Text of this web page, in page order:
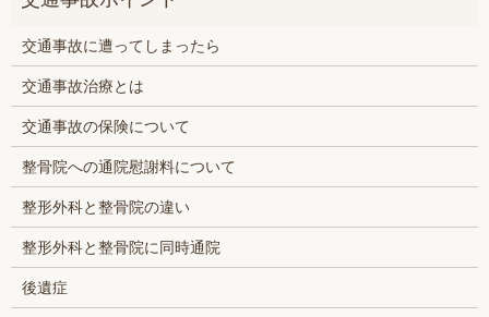
交通事故に遭ってしまったら
交通事故治療とは
交通事故の保険について
整骨院への通院慰謝料について
整形外科と整骨院の違い
整形外科と整骨院に同時通院
後遺症